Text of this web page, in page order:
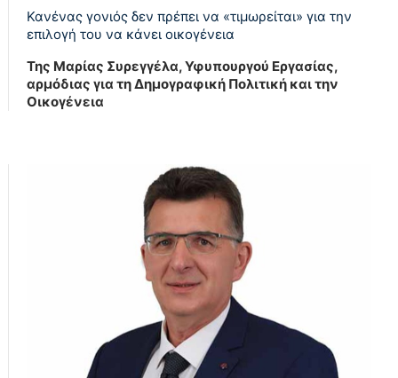
Κανένας γονιός δεν πρέπει να «τιμωρείται» για την
επιλογή του να κάνει οικογένεια
Της Μαρίας Συρεγγέλα, Υφυπουργού Εργασίας,
αρμόδιας για τη Δημογραφική Πολιτική και την
Οικογένεια